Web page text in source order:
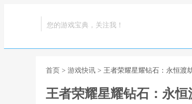
您的游戏宝典，关注我！
首页 > 游戏快讯 > 王者荣耀星耀钻石：永恒渡
王者荣耀星耀钻石：永